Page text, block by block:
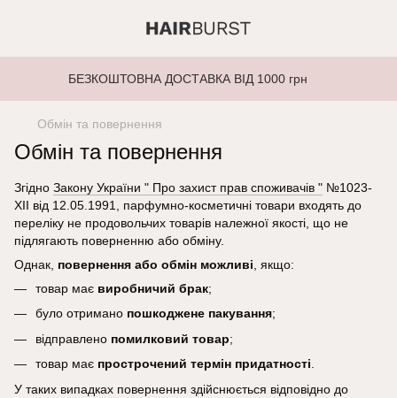
БЕЗКОШТОВНА ДОСТАВКА ВІД 1000 грн
Обмін та повернення
Обмін та повернення
Згідно Закону України " Про захист прав споживачів " №1023-
XII від 12.05.1991, парфумно-косметичні товари входять до
переліку не продовольчих товарів належної якості, що не
підлягають поверненню або обміну.
Однак, повернення або обмін можливі , якщо:
товар має виробничий брак;
було отримано пошкоджене пакування;
відправлено помилковий товар;
товар має прострочений термін придатності
У таких випадках повернення здійснюється відповідно до